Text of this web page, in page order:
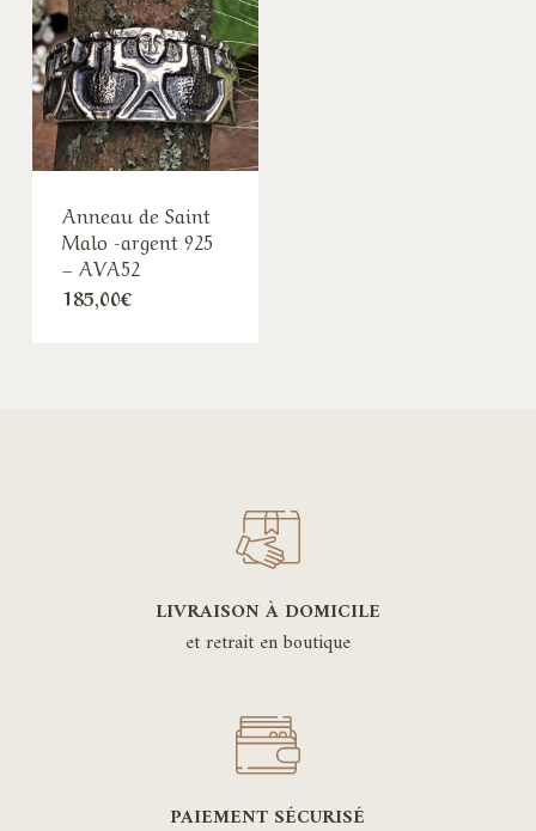
Anneau de Saint
Malo -argent 925
– AVA52
185,00€
LIVRAISON À DOMICILE
et retrait en boutique
PAIEMENT SÉCURISÉ